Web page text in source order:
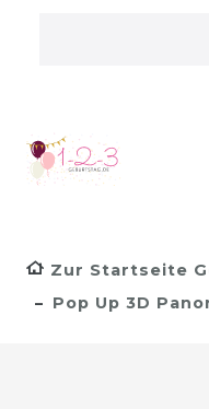
Zur Startseite
Pop Up 3D